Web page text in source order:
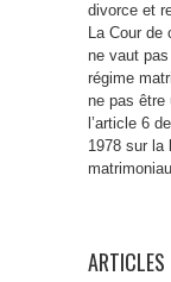
divorce et
La Cour de
ne vaut
régime
ne pas être
l’article 6
1978 sur la
ARTICLES